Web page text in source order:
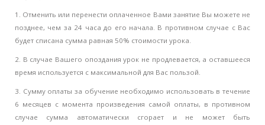
1. Отменить или перенести оплаченное Вами занятие Вы можете не
позднее, чем за 24 часа до его начала. В противном случае с Вас
будет списана сумма равная 50% стоимости урока.
2. В случае Вашего опоздания урок не продлевается, а оставшееся
время используется с максимальной для Вас пользой.
3. Сумму оплаты за обучение необходимо использовать в течение
6 месяцев с момента произведения самой оплаты, в противном
случае сумма автоматически сгорает и не может быть